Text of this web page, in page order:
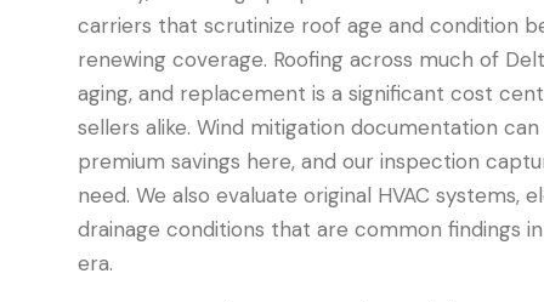
carriers that scrutinize roof age and condition
renewing coverage. Roofing across much of
aging, and replacement is a significant cost
sellers alike. Wind mitigation documentation
premium savings here, and our inspection
need. We also evaluate original HVAC systems,
drainage conditions that are common findings
era.